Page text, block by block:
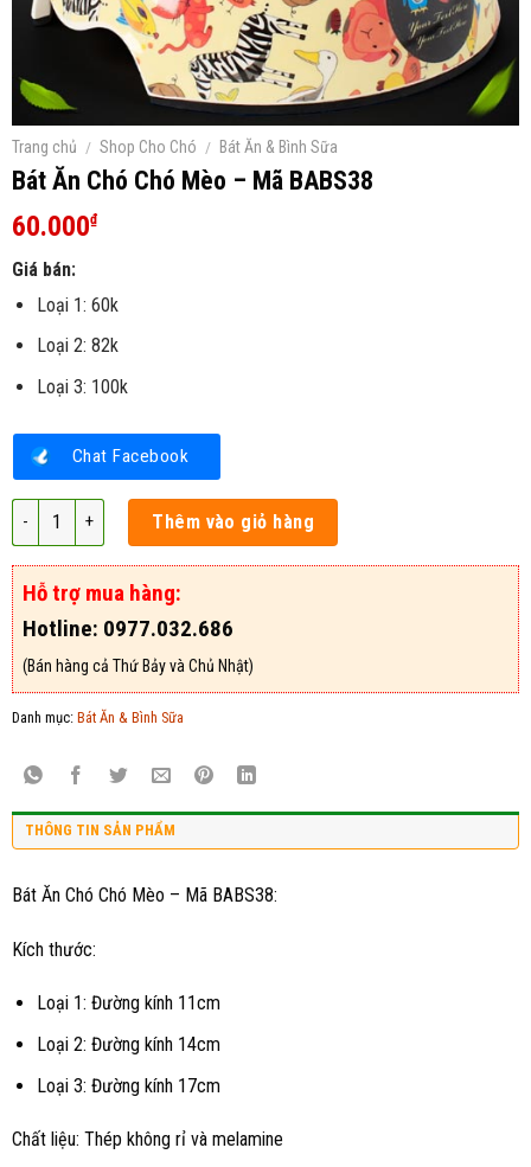
Trang chủ / Shop Cho Chó / Bát Ăn & Bình Sữa
Bát Ăn Chó Chó Mèo – Mã BABS38
60.000₫
Giá bán:
Loại 1: 60k
Loại 2: 82k
Loại 3: 100k
Chat Facebook
Bát Ăn Chó Chó Mèo – Mã BABS38 số lượng
Thêm vào giỏ hàng
Hỗ trợ mua hàng:
Hotline: 0977.032.686
(Bán hàng cả Thứ Bảy và Chủ Nhật)
Danh mục: Bát Ăn & Bình Sữa
THÔNG TIN SẢN PHẨM
Bát Ăn Chó Chó Mèo – Mã BABS38:
Kích thước:
Loại 1: Đường kính 11cm
Loại 2: Đường kính 14cm
Loại 3: Đường kính 17cm
Chất liệu: Thép không rỉ và melamine